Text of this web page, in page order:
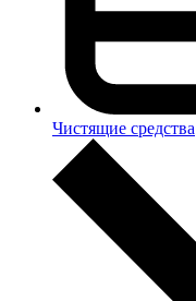
Чистящие средства